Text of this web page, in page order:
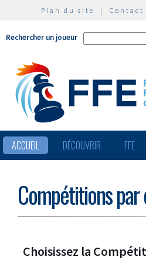
Plan du site | Contact
Rechercher un joueur
ACCUEIL DÉCOUVRIR FFE
Compétitions par
Choisissez la